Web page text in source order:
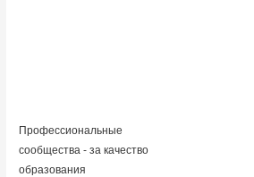
Профессиональные
сообщества - за качество
образования